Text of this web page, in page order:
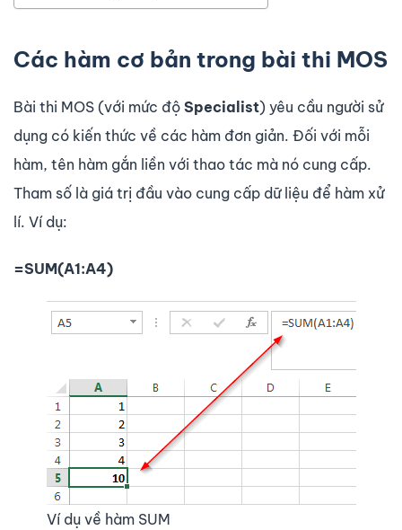
Các hàm cơ bản trong bài thi MOS
Bài thi MOS (với mức độ Specialist) yêu cầu người sử
dụng có kiến thức về các hàm đơn giản. Đối với mỗi
hàm, tên hàm gắn liền với thao tác mà nó cung cấp.
Tham số là giá trị đầu vào cung cấp dữ liệu để hàm xử
lí. Ví dụ:
=SUM(A1:A4)
Ví dụ về hàm SUM